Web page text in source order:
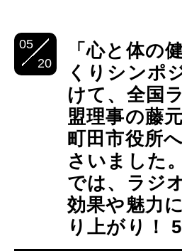
05
20
「心と体の
くりシンポ
けて、全国
盟理事の藤
町田市役所
さいました
では、ラジ
効果や魅力
り上がり！